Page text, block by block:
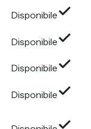
Disponibile
Disponibile
Disponibile
Disponibile